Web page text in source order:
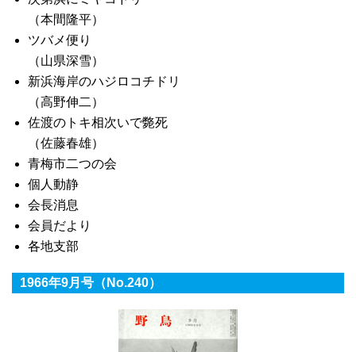
（本間隆平）
ツバメ便り
（山県深雪）
新浜海岸のハジロコチドリ
（高野伸二）
佐渡のトキ相次いで斃死
（佐藤春雄）
青梅市二つの会
個人動静
会長消息
会員だより
各地支部
1966年9月号（No.240）